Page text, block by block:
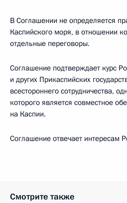
В Соглашении не определяется
Каспийского моря, в отношении
отдельные переговоры.
Соглашение подтверждает курс
и других Прикаспийских
всестороннего сотрудничества,
которого является совместное
на Каспии.
Соглашение отвечает интересам
Смотрите также